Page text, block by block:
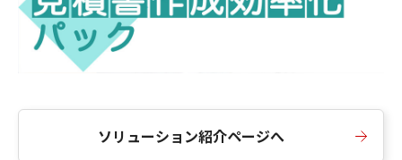
ソリューション紹介ページへ